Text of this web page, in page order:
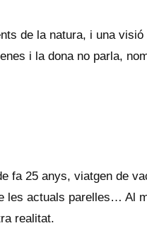
de la natura, i una
i la dona no parla,
fa 25 anys, viatgen de
les actuals parelles… Al
realitat.